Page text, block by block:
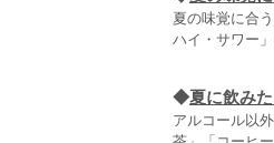
夏の味覚に合
ハイ・サワー
◆夏に飲み
アルコール以